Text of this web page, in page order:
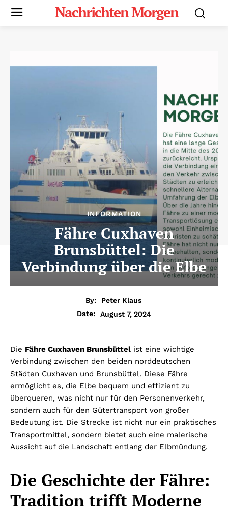
Nachrichten Morgen
INFORMATION
Fähre Cuxhaven
Brunsbüttel: Die
Verbindung über die Elbe
By:
Peter Klaus
Date:
August 7, 2024
Die Fähre Cuxhaven Brunsbüttel ist eine wichtige
Verbindung zwischen den beiden norddeutschen
Städten Cuxhaven und Brunsbüttel. Diese Fähre
ermöglicht es, die Elbe bequem und effizient zu
überqueren, was nicht nur für den Personenverkehr,
sondern auch für den Gütertransport von großer
Bedeutung ist. Die Strecke ist nicht nur ein praktisches
Transportmittel, sondern bietet auch eine malerische
Aussicht auf die Landschaft entlang der Elbmündung.
Die Geschichte der Fähre:
Tradition trifft Moderne